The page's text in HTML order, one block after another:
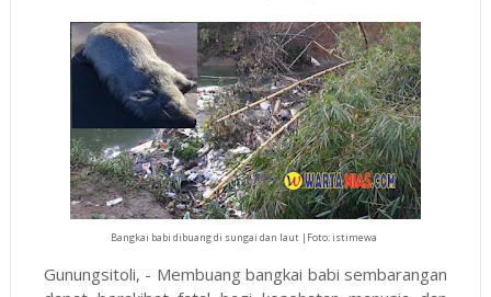
Bangkai babi dibuang di sungai dan laut |Foto: istimewa
Gunungsitoli, - Membuang bangkai babi sembarangan